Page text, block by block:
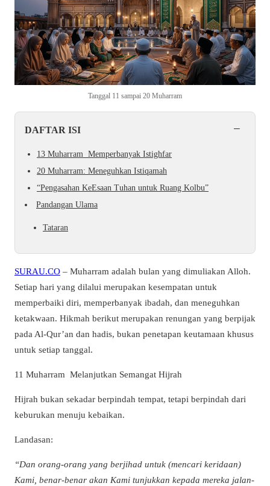
Tanggal 11 sampai 20 Muharram
DAFTAR ISI −
13 Muharram Memperbanyak Istighfar
20 Muharram: Meneguhkan Istiqamah
“Pengasahan KeEsaan Tuhan untuk Ruang Kolbu”
Pandangan Ulama
Tataran
SURAU.CO – Muharram adalah bulan yang dimuliakan Alloh.
Setiap hari yang dilalui merupakan kesempatan untuk
memperbaiki diri, memperbanyak ibadah, dan meneguhkan
ketakwaan. Hikmah berikut merupakan renungan yang berpijak
pada Al-Qur’an dan hadis, bukan penetapan keutamaan khusus
untuk setiap tanggal.
11 Muharram Melanjutkan Semangat Hijrah
Hijrah bukan sekadar berpindah tempat, tetapi berpindah dari
keburukan menuju kebaikan.
Landasan:
“Dan orang-orang yang berjihad untuk (mencari keridaan)
Kami, benar-benar akan Kami tunjukkan kepada mereka jalan-